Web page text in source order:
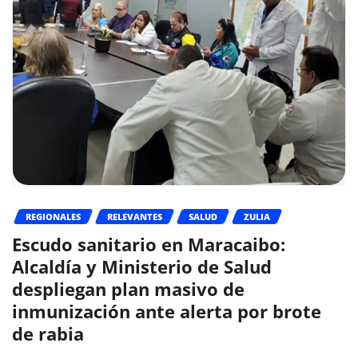
REGIONALES RELEVANTES SALUD ZULIA
Escudo sanitario en Maracaibo:
Alcaldía y Ministerio de Salud
despliegan plan masivo de
inmunización ante alerta por brote
de rabia